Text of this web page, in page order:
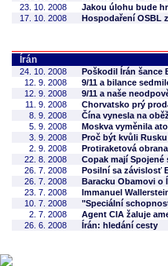
23. 10. 2008
Jakou úlohu bude
17. 10. 2008
Hospodaření OSBL
Írán
24. 10. 2008
Poškodil Írán šance
12. 9. 2008
9/11 a bilance
12. 9. 2008
9/11 a naše
11. 9. 2008
Chorvatsko prý
8. 9. 2008
Čína vynesla na
5. 9. 2008
Moskva vyměnila
3. 9. 2008
Proč být kvůli
2. 9. 2008
Protiraketová
22. 8. 2008
Copak mají
26. 7. 2008
Posilní sa závislosť
26. 7. 2008
Baracku Obamovi o
23. 7. 2008
Immanuel
10. 7. 2008
"Speciální
2. 7. 2008
Agent CIA žaluje
26. 6. 2008
Írán: hledání cesty